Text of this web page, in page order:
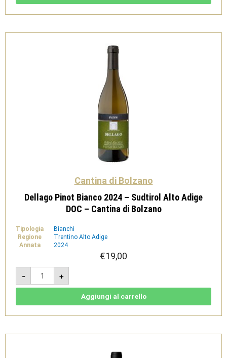
DOC
di
Cantina di Bolzano
Dellago Pinot Bianco 2024 – Sudtirol Alto Adige
DOC – Cantina di Bolzano
Tipologia
Bianchi
Regione
Trentino Alto Adige
Annata
2024
€19,00
-
Dellago
Pinot
Bianco
2024
Adige
Cantina
+
Aggiungi al carrello